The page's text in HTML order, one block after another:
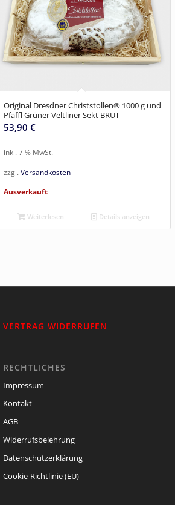
Original Dresdner Christstollen® 1000 g und
Pfaffl Grüner Veltliner Sekt BRUT
53,90 €
inkl. 7 % MwSt.
zzgl. Versandkosten
Ausverkauft
Weiterlesen Details anzeigen
VERTRAG WIDERRUFEN
RECHTLICHES
Impressum
Kontakt
AGB
Widerrufsbelehrung
Datenschutzerklärung
Cookie-Richtlinie (EU)